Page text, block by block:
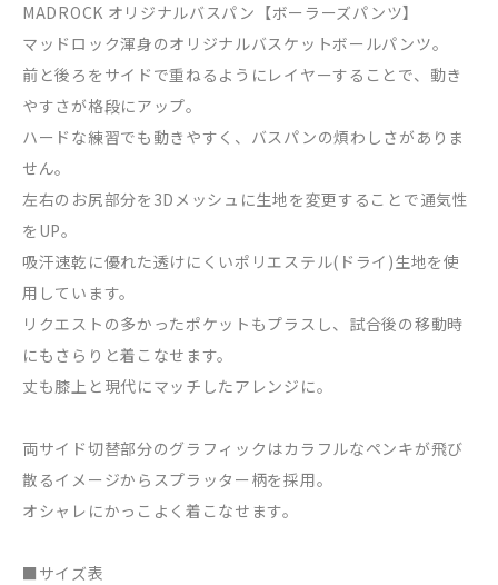
MADROCK オリジナルバスパン【ボーラーズパンツ】
マッドロック渾身のオリジナルバスケットボールパンツ。
前と後ろをサイドで重ねるようにレイヤーすることで、動き
やすさが格段にアップ。
ハードな練習でも動きやすく、バスパンの煩わしさがありま
せん。
左右のお尻部分を3Dメッシュに生地を変更することで通気性
をUP。
吸汗速乾に優れた透けにくいポリエステル(ドライ)生地を使
用しています。
リクエストの多かったポケットもプラスし、試合後の移動時
にもさらりと着こなせます。
丈も膝上と現代にマッチしたアレンジに。
両サイド切替部分のグラフィックはカラフルなペンキが飛び
散るイメージからスプラッター柄を採用。
オシャレにかっこよく着こなせます。
■サイズ表